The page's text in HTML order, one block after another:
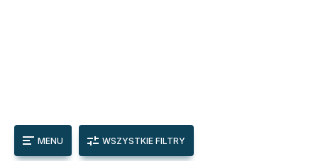
MENU WSZYSTKIE FILTRY